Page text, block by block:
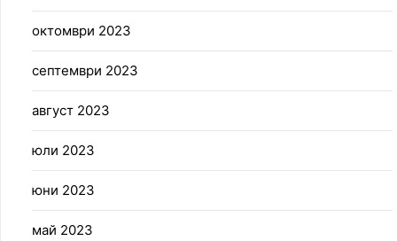
октомври 2023
септември 2023
август 2023
юли 2023
юни 2023
май 2023